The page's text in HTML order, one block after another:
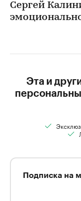
Сергей
Эта и
Подписка на